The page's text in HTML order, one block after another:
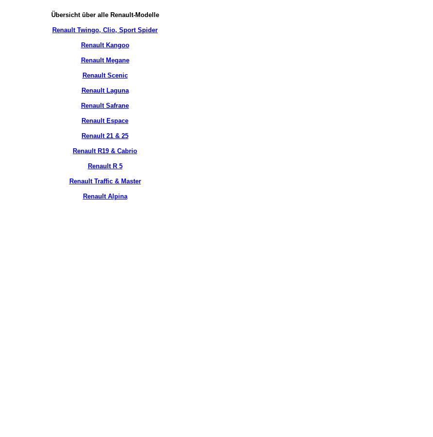
Übersicht über alle Renault-Modelle
Renault Twingo, Clio, Sport Spider
Renault Kangoo
Renault Megane
Renault Scenic
Renault Laguna
Renault Safrane
Renault Espace
Renault 21 & 25
Renault R19 & Cabrio
Renault R 5
Renault Traffic & Master
Renault Alpina